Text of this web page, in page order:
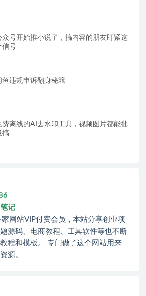
众号开始推小说了，搞内容的朋友盯紧这
信号
鱼违规申诉翻身秘籍
费离线的AI去水印工具，视频图片都能批
搞
记
网站VIP付费会员，本站分享创业项
源码、电商教程、工具软件等也不断
程和模板。 专门做了这个网站用来
源。